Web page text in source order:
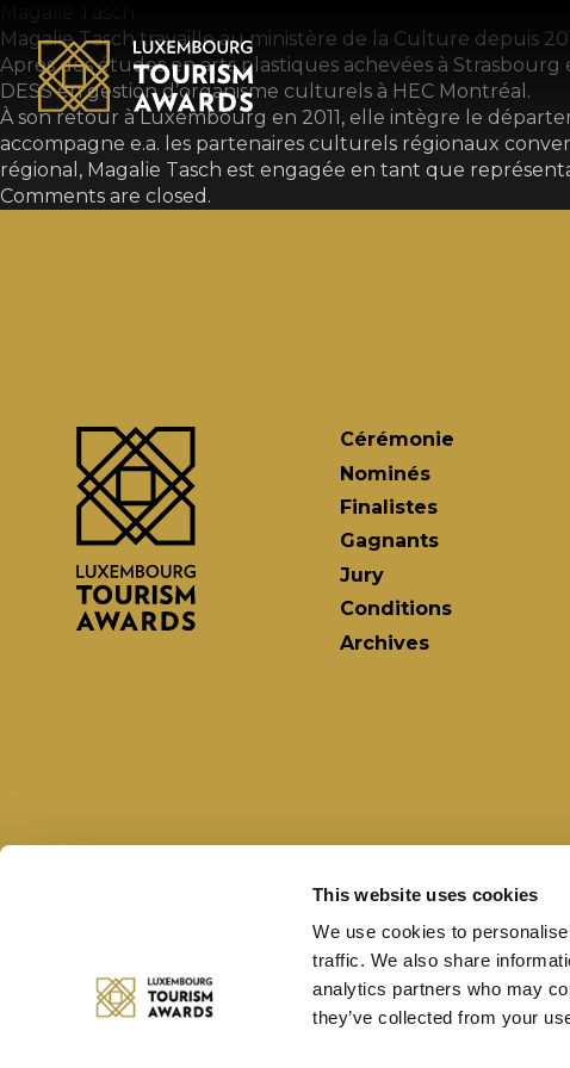
This website uses cookies
We use cookies to
traffic. We also share
analytics partners who may
they’ve collected from your
Skip to content
Magalie Tasch
Magalie Tasch travaille au ministère de la Culture depuis
Après des études en arts plastiques achevées à
DESS en gestion d’organisme culturels à HEC Montréal.
À son retour à Luxembourg en 2011, elle intègre le
accompagne e.a. les partenaires culturels régionaux
régional, Magalie Tasch est engagée en tant que
Comments are closed.
Cérémonie
Nominés
Finalistes
Gagnants
Jury
Conditions
Archives